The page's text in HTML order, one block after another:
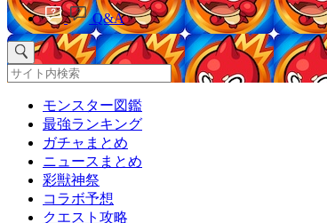
Q&A
モンスター図鑑
最強ランキング
ガチャまとめ
ニュースまとめ
彩獣神祭
コラボ予想
クエスト攻略